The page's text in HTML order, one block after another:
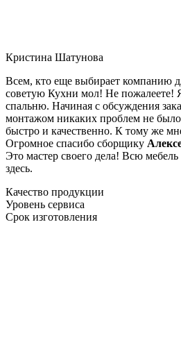
Кристина Шатунова
Всем, кто еще выбирает компанию
советую Кухни мол! Не пожалеете!
спальню. Начиная с обсуждения
монтажом никаких проблем не
быстро и качественно. К тому же
Огромное спасибо сборщику
Это мастер своего дела! Всю мебель
здесь.
Качество продукции
Уровень сервиса
Срок изготовления